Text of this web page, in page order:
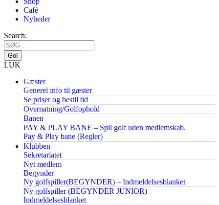
Café
Nyheder
Search:
LUK
Gæster
Generel info til gæster
Se priser og bestil tid
Overnatning/Golfophold
Banen
PAY & PLAY BANE – Spil golf uden medlemskab.
Pay & Play bane (Regler)
Klubben
Sekretariatet
Nyt medlem
Begynder
Ny golfspiller(BEGYNDER) – Indmeldelsesblanket
Ny golfspiller (BEGYNDER JUNIOR) –
Indmeldelsesblanket